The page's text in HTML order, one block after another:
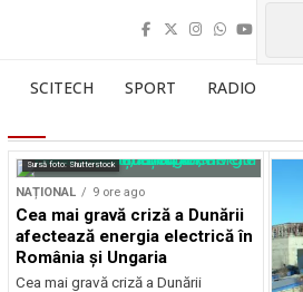
SCITECH SPORT RADIO
Sursă foto: Shutterstock
NAȚIONAL 9 ore ago
Cea mai gravă criză a Dunării
afectează energia electrică în
România și Ungaria
Cea mai gravă criză a Dunării